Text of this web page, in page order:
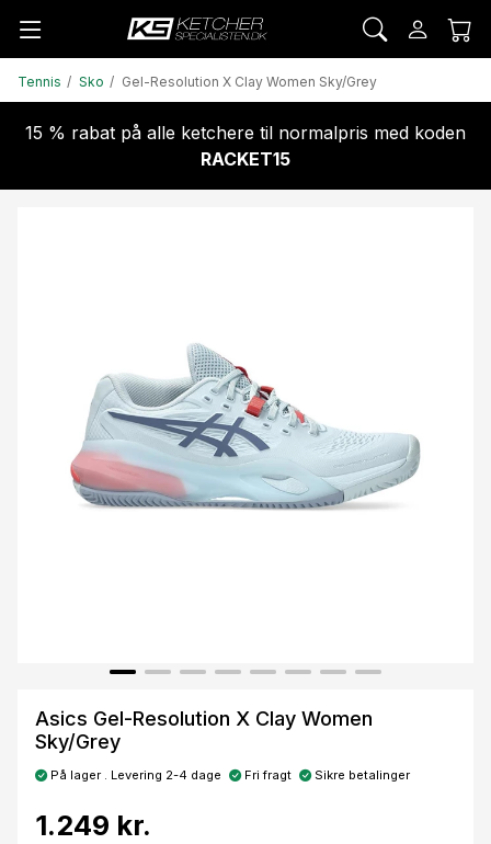
Tennis Sko Gel-Resolution X Clay Women Sky/Grey
15 % rabat på alle ketchere til normalpris med koden
RACKET15
Asics Gel-Resolution X Clay Women
Sky/Grey
På lager . Levering 2-4 dage Fri fragt Sikre betalinger
1.249 kr.